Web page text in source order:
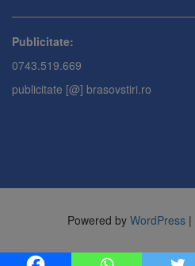
Publicitate:
0743.519.669
publicitate [@] brasovstiri.ro
Powered by WordPress |